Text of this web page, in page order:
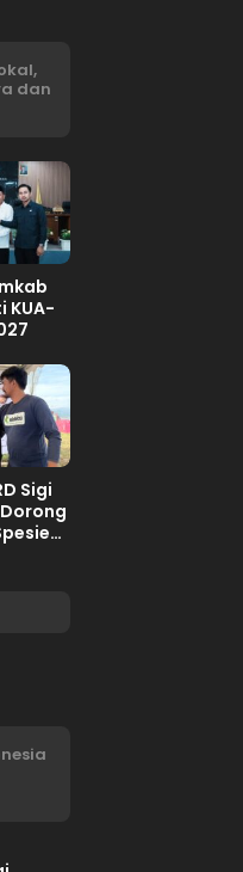
dan
KUA-
Sigi